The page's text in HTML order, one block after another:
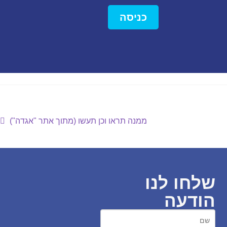
כניסה
ממנה תראו וכן תעשו (מתוך אתר "אגדה")
שלחו לנו
הודעה